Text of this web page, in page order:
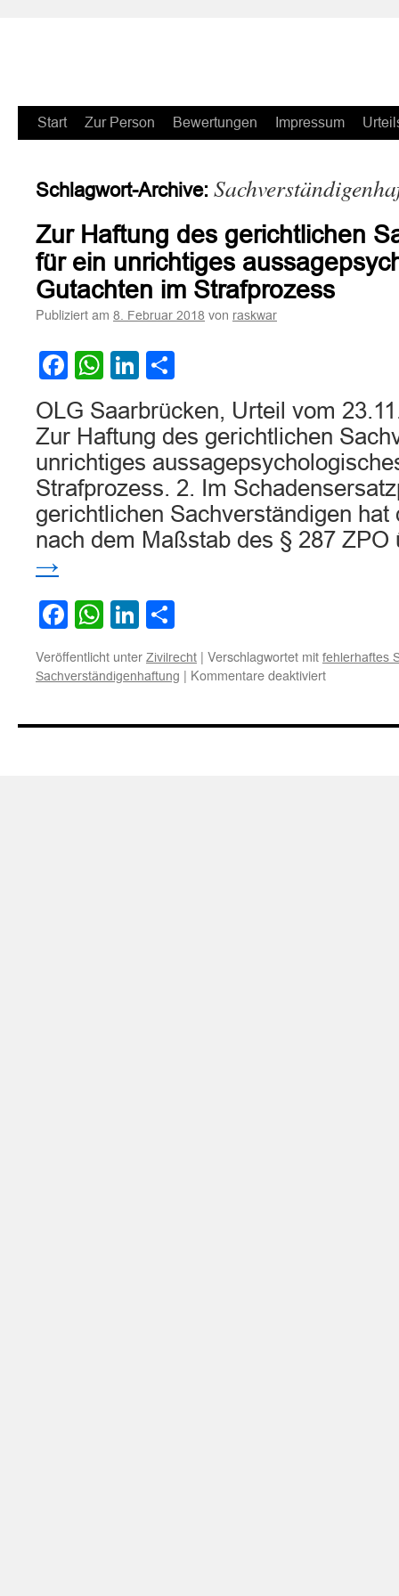
Zum
springen
Start Zur Person Bewertungen Impressum
Schlagwort-Archive:
Zur Haftung des gerichtlichen
für ein unrichtiges
Gutachten im Strafprozess
Publiziert am 8. Februar 2018 von raskwar
Facebook
WhatsApp
LinkedIn
OLG Saarbrücken, Urteil vom
Zur Haftung des gerichtlichen
unrichtiges
Strafprozess. 2. Im
gerichtlichen Sachverständigen
nach dem Maßstab des § 287
→
Facebook
WhatsApp
LinkedIn
Veröffentlicht unter Zivilrecht | Verschlagwortet mit fehlerhaftes
Sachverständigenhaftung | Kommentare deaktiviertfür
des